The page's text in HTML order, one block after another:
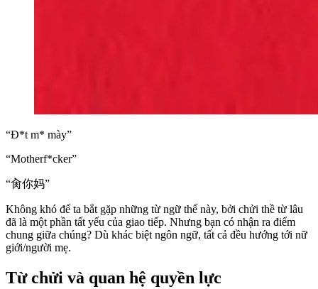
“Đ*t m* mày”
“Motherf*cker”
“肏你妈”
Không khó để ta bắt gặp những từ ngữ thế này, bởi chửi thề từ lâu
đã là một phần tất yếu của giao tiếp. Nhưng bạn có nhận ra điểm
chung giữa chúng? Dù khác biệt ngôn ngữ, tất cả đều hướng tới nữ
giới/người mẹ.
Từ chửi và quan hệ quyền lực